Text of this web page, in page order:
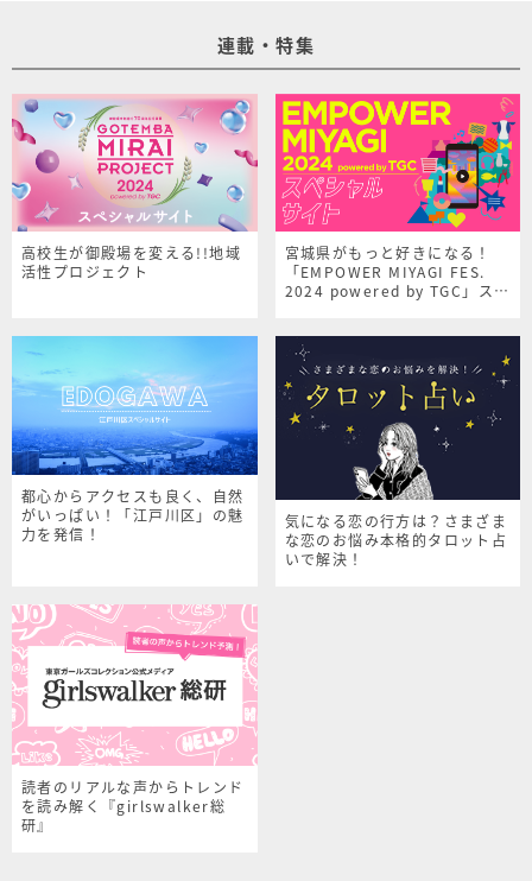
連載・特集
高校生が御殿場を変える!!地域
活性プロジェクト
宮城県がもっと好きになる！
「EMPOWER MIYAGI FES.
2024 powered by TGC」スペ
都心からアクセスも良く、自然
がいっぱい！「江戸川区」の魅
力を発信！
気になる恋の行方は？さまざま
な恋のお悩み本格的タロット占
いで解決！
読者のリアルな声からトレンド
を読み解く『girlswalker総
研』